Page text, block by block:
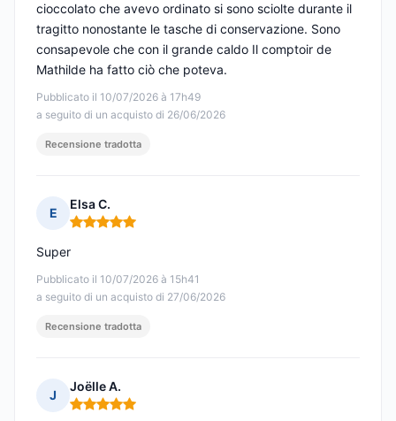
Pubblicato il 10/07/2026 à 17h49
a seguito di un acquisto di 26/06/2026
cioccolato che avevo ordinato si sono sciolte durante il
tragitto nonostante le tasche di conservazione. Sono
consapevole che con il grande caldo Il comptoir de
Mathilde ha fatto ciò che poteva.
Recensione tradotta
E
Elsa C.
Nota: 5 su 5
Pubblicato il 10/07/2026 à 15h41
a seguito di un acquisto di 27/06/2026
Super
Recensione tradotta
J
Joëlle A.
Nota: 5 su 5